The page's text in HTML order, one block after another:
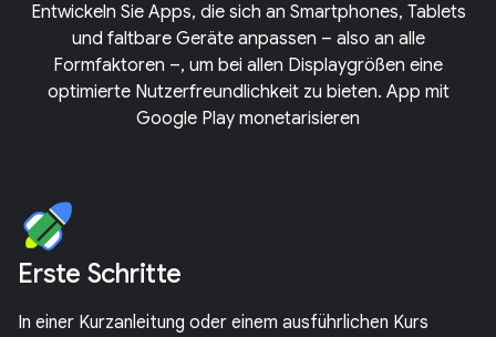
Entwickeln Sie Apps, die sich an Smartphones, Tablets
und faltbare Geräte anpassen – also an alle
Formfaktoren –, um bei allen Displaygrößen eine
optimierte Nutzerfreundlichkeit zu bieten. App mit
Google Play monetarisieren
Erste Schritte
In einer Kurzanleitung oder einem ausführlichen Kurs